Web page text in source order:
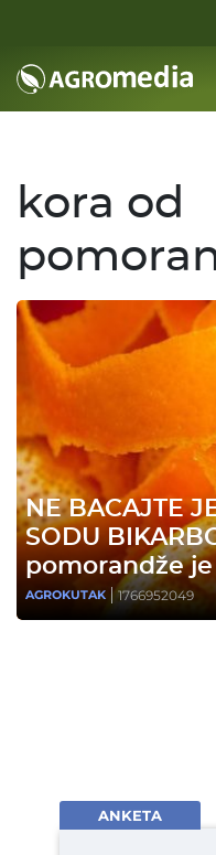
kora od
NE BACAJTE
SODU
pomorandže
AGROKUTAK 1766952049
ANKETA